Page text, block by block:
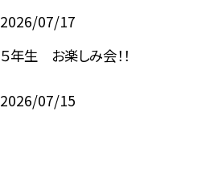
2026/07/17
５年生 お楽しみ会！！
2026/07/15